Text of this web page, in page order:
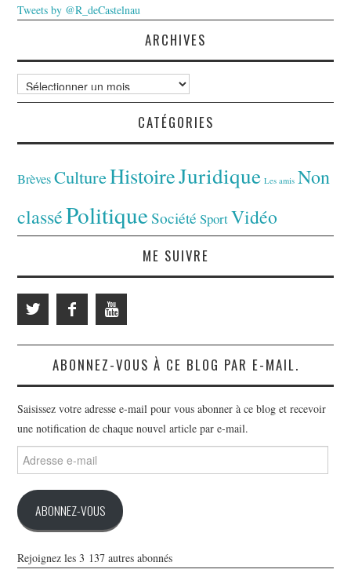
Tweets by @R_deCastelnau
ARCHIVES
Archives
CATÉGORIES
Brèves CultureHistoireJuridique Les amis Non
classéPolitiqueSociété SportVidéo
ME SUIVRE
ABONNEZ-VOUS À CE BLOG PAR E-MAIL.
Saisissez votre adresse e-mail pour vous abonner à ce blog et recevoir
une notification de chaque nouvel article par e-mail.
Adresse
e-
ABONNEZ-VOUS
Rejoignez les 3 137 autres abonnés